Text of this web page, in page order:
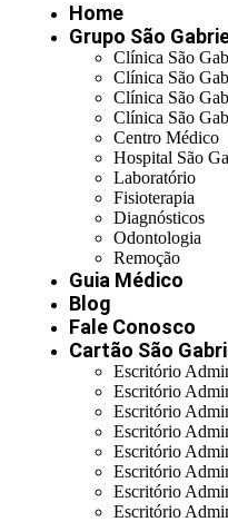
Home
Grupo São
Clínica São
Clínica São
Clínica São
Clínica São
Centro Médico
Hospital São
Laboratório
Fisioterapia
Diagnósticos
Odontologia
Remoção
Guia Médico
Blog
Fale Conosco
Cartão São
Escritório
Escritório
Escritório
Escritório
Escritório
Escritório
Escritório
Escritório